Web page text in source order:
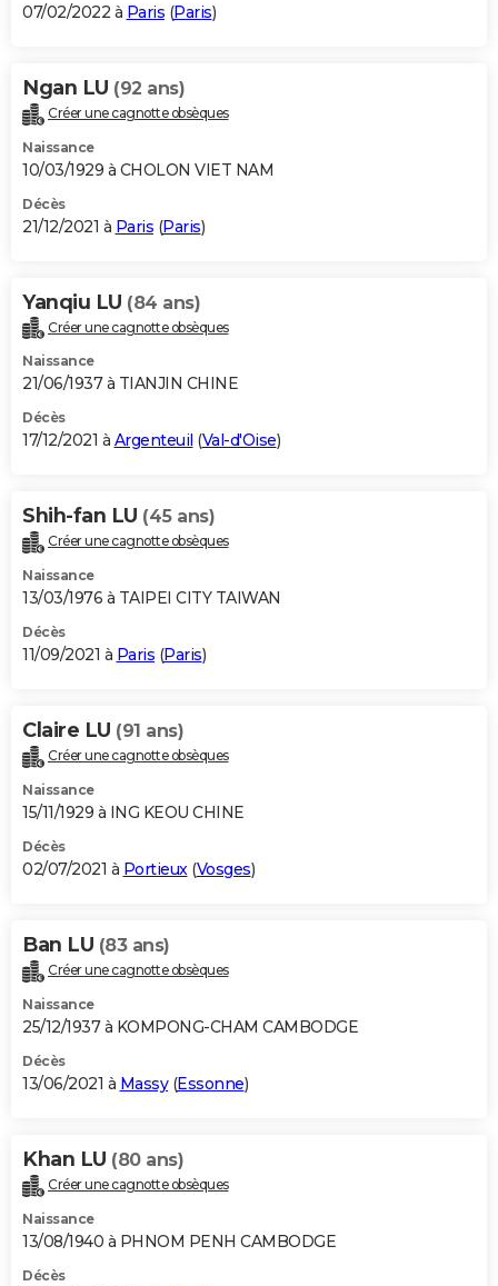
07/02/2022 à Paris (Paris)
Ngan LU (92 ans)
Créer une cagnotte obsèques
Naissance
10/03/1929 à CHOLON VIET NAM
Décès
21/12/2021 à Paris (Paris)
Yanqiu LU (84 ans)
Créer une cagnotte obsèques
Naissance
21/06/1937 à TIANJIN CHINE
Décès
17/12/2021 à Argenteuil (Val-d'Oise)
Shih-fan LU (45 ans)
Créer une cagnotte obsèques
Naissance
13/03/1976 à TAIPEI CITY TAIWAN
Décès
11/09/2021 à Paris (Paris)
Claire LU (91 ans)
Créer une cagnotte obsèques
Naissance
15/11/1929 à ING KEOU CHINE
Décès
02/07/2021 à Portieux(Vosges)
Ban LU (83 ans)
Créer une cagnotte obsèques
Naissance
25/12/1937 à KOMPONG-CHAM CAMBODGE
Décès
13/06/2021 à Massy(Essonne)
Khan LU (80 ans)
Créer une cagnotte obsèques
Naissance
13/08/1940 à PHNOM PENH CAMBODGE
Décès